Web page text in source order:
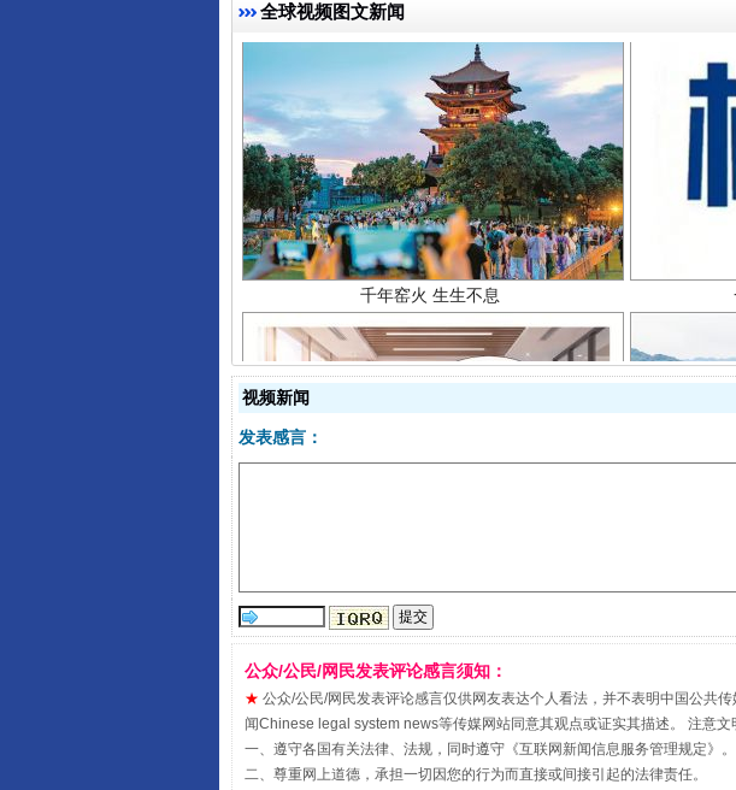
全球视频图文新闻
千年窑火 生生不息
受贿1.44亿！段成刚被判无期
视频新闻
发表感言：
公众/公民/网民发表评论感言须知：
★ 公众/公民/网民发表评论感言仅供网友表达个人看法，并不表明中国公共
闻Chinese legal system news等传媒网站同意其观点或证实其描述。 注意文
一、遵守各国有关法律、法规，同时遵守《互联网新闻信息服务管理规定》。
二、尊重网上道德，承担一切因您的行为而直接或间接引起的法律责任。